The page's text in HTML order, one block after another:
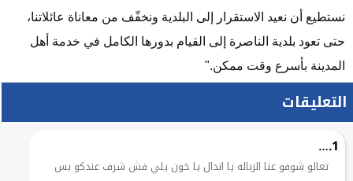
نستطيع أن نعيد الاستقرار إلى البلدية ونخفّف من معاناة عائلاتنا،
حتى تعود بلدية الناصرة إلى القيام بدورها الكامل في خدمة أهل
المدينة بأسرع وقت ممكن."
التعليقات
1.
…
تعالو شوفو عنا الزباله يا اندال يا خون يلي فش شرف عندكو بس